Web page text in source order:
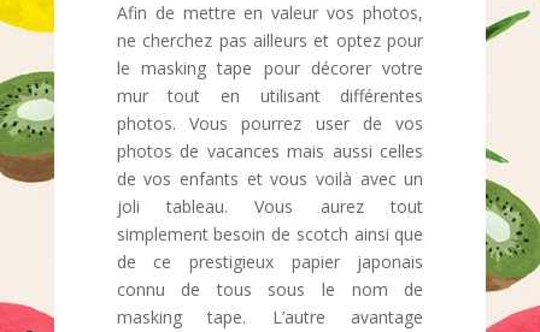
Afin de mettre en valeur vos photos,
ne cherchez pas ailleurs et optez pour
le masking tape pour décorer votre
mur tout en utilisant différentes
photos. Vous pourrez user de vos
photos de vacances mais aussi celles
de vos enfants et vous voilà avec un
joli tableau. Vous aurez tout
simplement besoin de scotch ainsi que
de ce prestigieux papier japonais
connu de tous sous le nom de
masking tape. L’autre avantage